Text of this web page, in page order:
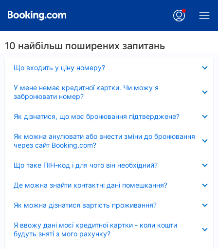
10 найбільш поширених запитань
Що входить у ціну номеру?
У мене немає кредитної картки. Чи можу я
забронювати номер?
Як дізнатися, що моє бронювання підтверджене?
Як можна анулювати або внести зміни до бронювання
через сайт Booking.com?
Що таке ПІН-код і для чого він необхідний?
Де можна знайти контактні дані помешкання?
Як можна дізнатися вартість проживання?
Я ввожу дані моєї кредитної картки - коли кошти
будуть зняті з мого рахунку?